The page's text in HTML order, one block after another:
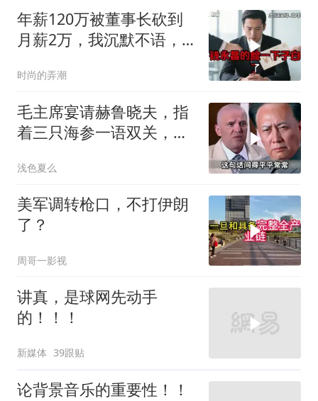
年薪120万被董事长砍到
月薪2万，我沉默不语，
我
时尚的弄潮
毛主席宴请赫鲁晓夫，指
着三只海参一语双关，赫
浅色夏么
美军调转枪口，不打伊朗
了？
周哥一影视
讲真，是球网先动手
的！！！
新媒体 39跟贴
论背景音乐的重要性！！